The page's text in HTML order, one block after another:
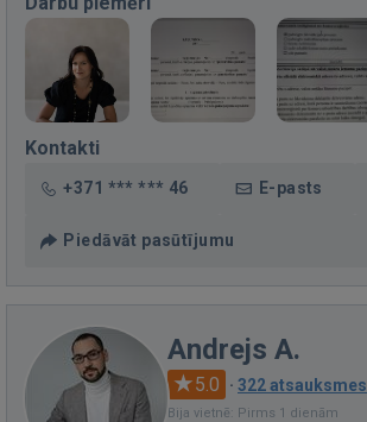
Kontakti
+371 *** *** 46 E-pasts
Piedāvāt pasūtījumu
Andrejs A.
5.0 · 322 atsauksmes
Bija vietnē: Pirms 1 dienām